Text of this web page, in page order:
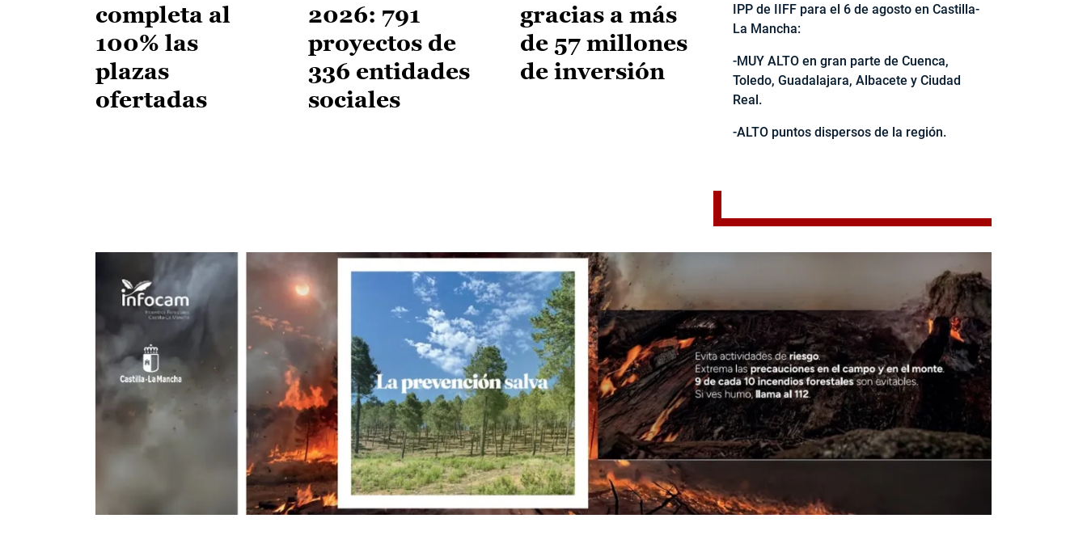
completa al
100% las
plazas
ofertadas
2026: 791
proyectos de
336 entidades
sociales
gracias a más
de 57 millones
de inversión
IPP de IIFF para el 6 de agosto en Castilla-
La Mancha:
-MUY ALTO en gran parte de Cuenca,
Toledo, Guadalajara, Albacete y Ciudad
Real.
-ALTO puntos dispersos de la región.